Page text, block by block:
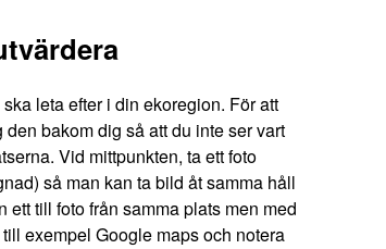
leta efter i din ekoregion. För att
bakom dig så att du inte ser vart
Vid mittpunkten, ta ett foto
så man kan ta bild åt samma håll
till foto från samma plats men med
exempel Google maps och notera